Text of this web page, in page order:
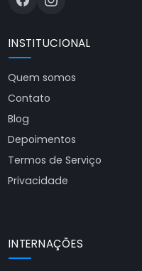
INSTITUCIONAL
Quem somos
Contato
Blog
Depoimentos
Termos de Serviço
Privacidade
INTERNAÇÕES